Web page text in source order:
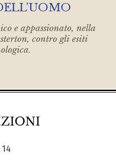
e appassionato, nella
contro gli esiti